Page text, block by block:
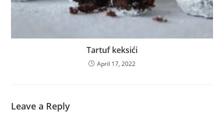
Tartuf keksići
April 17, 2022
Leave a Reply